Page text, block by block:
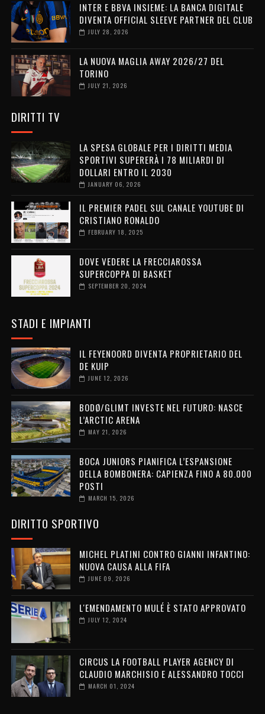
INTER E BBVA INSIEME: LA BANCA DIGITALE
DIVENTA OFFICIAL SLEEVE PARTNER DEL CLUB
JULY 28, 2026
LA NUOVA MAGLIA AWAY 2026/27 DEL
TORINO
JULY 21, 2026
DIRITTI TV
LA SPESA GLOBALE PER I DIRITTI MEDIA
SPORTIVI SUPERERÀ I 78 MILIARDI DI
DOLLARI ENTRO IL 2030
JANUARY 06, 2026
IL PREMIER PADEL SUL CANALE YOUTUBE DI
CRISTIANO RONALDO
FEBRUARY 18, 2025
DOVE VEDERE LA FRECCIAROSSA
SUPERCOPPA DI BASKET
SEPTEMBER 20, 2024
STADI E IMPIANTI
IL FEYENOORD DIVENTA PROPRIETARIO DEL
DE KUIP
JUNE 12, 2026
BODØ/GLIMT INVESTE NEL FUTURO: NASCE
L’ARCTIC ARENA
MAY 21, 2026
BOCA JUNIORS PIANIFICA L’ESPANSIONE
DELLA BOMBONERA: CAPIENZA FINO A 80.000
POSTI
MARCH 15, 2026
DIRITTO SPORTIVO
MICHEL PLATINI CONTRO GIANNI INFANTINO:
NUOVA CAUSA ALLA FIFA
JUNE 09, 2026
L'EMENDAMENTO MULÉ È STATO APPROVATO
JULY 12, 2024
CIRCUS LA FOOTBALL PLAYER AGENCY DI
CLAUDIO MARCHISIO E ALESSANDRO TOCCI
MARCH 01, 2024